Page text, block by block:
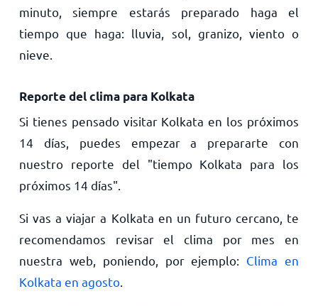
minuto, siempre estarás preparado haga el
tiempo que haga: lluvia, sol, granizo, viento o
nieve.
Reporte del clima para Kolkata
Si tienes pensado visitar Kolkata en los próximos
14 días, puedes empezar a prepararte con
nuestro reporte del "tiempo Kolkata para los
próximos 14 días".
Si vas a viajar a Kolkata en un futuro cercano, te
recomendamos revisar el clima por mes en
nuestra web, poniendo, por ejemplo: Clima en
Kolkata en agosto.